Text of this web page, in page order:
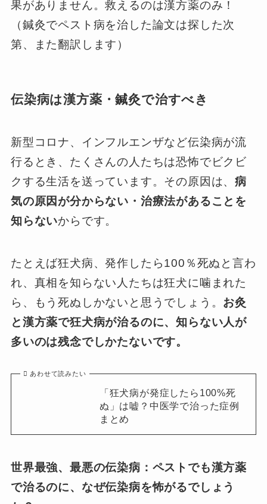
果がありません。救えるのは漢方薬のみ！
（鍼灸でペスト病を治した論文は探した次
第、また翻訳します）
伝染病は漢方薬・鍼灸で治すべき
新型コロナ、インフルエンザなど伝染病が流
行るとき、たくさんの人たちは恐怖でビクビ
クする生活を送っています。その原因は、病
気の原因が分からない・治療法があることを
知らないからです。
たとえば狂犬病、発作したら100％死ぬと言わ
れ、真相を知らない人たちは狂犬に噛まれた
ら、もう死ぬしかないと思うでしょう。 お灸
と漢方薬で狂犬病が治るのに、知らない人が
多いのは残念でしかたないです。
あわせて読みたい
「狂犬病が発症したら100%死
ぬ」は嘘？中医学で治った症例
まとめ
世界最強、最悪の伝染病：ペストでも漢方薬
で治るのに、なぜ伝染病を怖がるでしょう